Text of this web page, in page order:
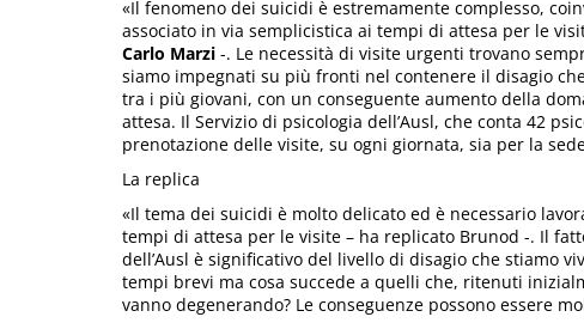
«Il fenomeno dei suicidi è estremamente complesso,
associato in via semplicistica ai tempi di attesa per le
Carlo Marzi -. Le necessità di visite urgenti trovano
siamo impegnati su più fronti nel contenere il disagio
tra i più giovani, con un conseguente aumento della
attesa. Il Servizio di psicologia dell’Ausl, che conta 42
prenotazione delle visite, su ogni giornata, sia per la
La replica
«Il tema dei suicidi è molto delicato ed è necessario
tempi di attesa per le visite – ha replicato Brunod -. Il
dell’Ausl è significativo del livello di disagio che stiamo
tempi brevi ma cosa succede a quelli che, ritenuti
vanno degenerando? Le conseguenze possono essere